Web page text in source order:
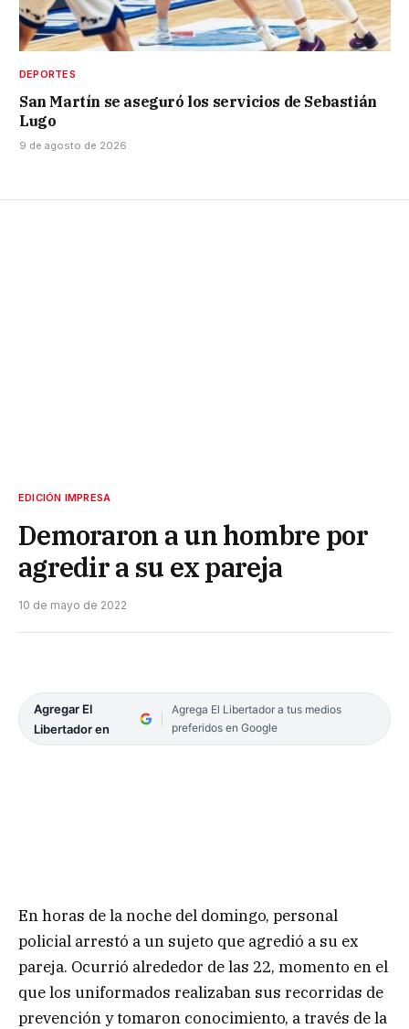
DEPORTES
San Martín se aseguró los servicios de Sebastián
Lugo
9 de agosto de 2026
EDICIÓN IMPRESA
Demoraron a un hombre por
agredir a su ex pareja
10 de mayo de 2022
Agregar El
Libertador en
Agrega El Libertador a tus medios
preferidos en Google
En horas de la noche del domingo, personal
policial arrestó a un sujeto que agredió a su ex
pareja. Ocurrió alrededor de las 22, momento en el
que los uniformados realizaban sus recorridas de
prevención y tomaron conocimiento, a través de la